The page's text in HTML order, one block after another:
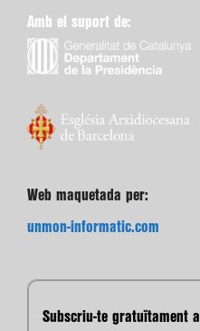
Amb el suport de:
Web maquetada per:
unmon-informatic.com
Subscriu-te gratuïtament